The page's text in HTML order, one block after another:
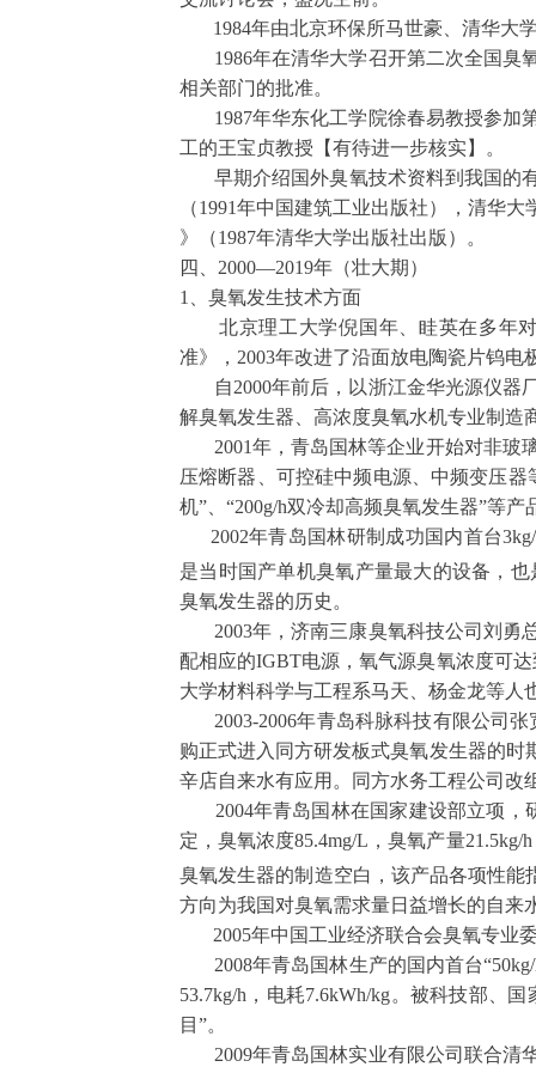
1984年由北京环保所马世豪、清华大
1986年在清华大学召开第二次全国臭
相关部门的批准。
1987年华东化工学院徐春易教授参加
工的王宝贞教授【有待进一步核实】。
早期介绍国外臭氧技术资料到我国的
（1991年中国建筑工业出版社），清华大
》（1987年清华大学出版社出版）。
四、2000—2019年（壮大期）
1
、臭氧发生技术方面
北京理工大学倪国年、眭英在多年对
准》， 2003年改进了沿面放电陶瓷片钨电
自2000年前后，以浙江金华光源仪器
解臭氧发生器、高浓度臭氧水机专业制造
2001年，青岛国林等企业开始对非玻
压熔断器、可控硅中频电源、中频变压
机” “200g/h双冷却高频臭氧发生器”等产
2002年青岛国林研制成功国内首台
是当时国产单机臭氧产量最大的设备，
臭氧发生器的历史。
2003年，济南三康臭氧科技公司刘勇
配相应的IGBT电源，氧气源臭氧浓度可达
大学材料科学与工程系马天、杨金龙等人
2003-2006年青岛科脉科技有限公司张
购正式进入同方研发板式臭氧发生器的
辛店自来水有应用。同方水务工程公司改
2004年青岛国林在国家建设部立项，
定，臭氧浓度85.4mg/L ，臭氧产量21.5kg/h
臭氧发生器的制造空白，该产品各项性能
方向为我国对臭氧需求量日益增长的自来
2005年中国工业经济联合会臭氧专业
2008年青岛国林生产的国内首台
53.7kg/h ，电耗7.6kWh/kg。被科技部、国
目 ”。
2009年青岛国林实业有限公司联合清